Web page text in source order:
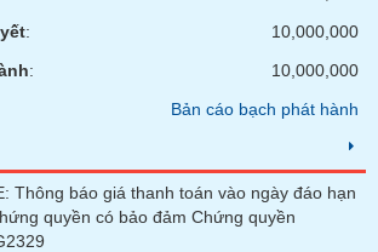
:
10,000,000
:
10,000,000
Bản cáo bạch phát hành
Thông báo giá thanh toán vào ngày đáo hạn
quyền có bảo đảm Chứng quyền